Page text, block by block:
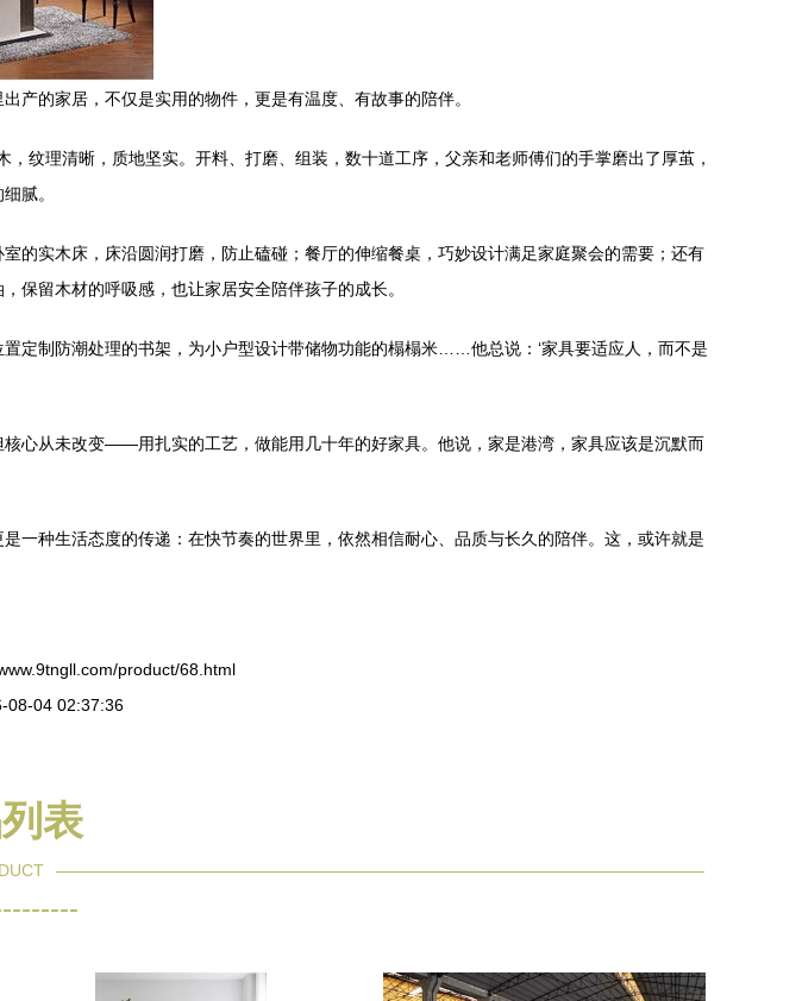
产的家居，不仅是实用的物件，更是有温度、有故事的陪伴。
纹理清晰，质地坚实。开料、打磨、组装，数十道工序，父亲和老师傅们的手掌磨出了厚茧，
腻。
的实木床，床沿圆润打磨，防止磕碰；餐厅的伸缩餐桌，巧妙设计满足家庭聚会的需要；还有
保留木材的呼吸感，也让家居安全陪伴孩子的成长。
定制防潮处理的书架，为小户型设计带储物功能的榻榻米……他总说：‘家具要适应人，而不是
心从未改变——用扎实的工艺，做能用几十年的好家具。他说，家是港湾，家具应该是沉默而
一种生活态度的传递：在快节奏的世界里，依然相信耐心、品质与长久的陪伴。这，或许就是
product/68.html
08-04 02:37:36
表